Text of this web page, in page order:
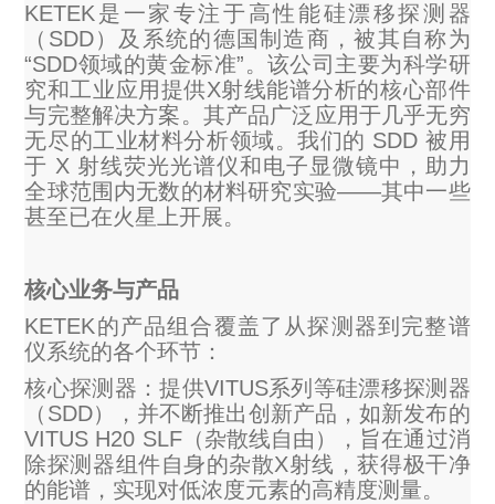
TLM
Others
离子注入设备
快速热处理设备
外延设备
硅片硅块厚度
X射线形貌仪
薄膜铌酸锂
相位调制器
TLM配件
Sinton Instruments 配件
标准样品（光伏）
等离子体局部废气处理设备
精密电子秤
激光尘埃粒子计数器
薄层电阻量测系统
太阳模拟器
X射线类
客户伙伴计划
KETEK是一家专注于高性能硅漂移探测器
（SDD）及系统的德国制造商，被其自称为
“SDD领域的黄金标准”。该公司主要为科学研
究和工业应用提供X射线能谱分析的核心部件
与完整解决方案。其产品广泛应用于几乎无穷
无尽的工业材料分析领域。我们的 SDD 被用
于 X 射线荧光光谱仪和电子显微镜中，助力
全球范围内无数的材料研究实验——其中一些
甚至已在火星上开展。
核心业务与产品
KETEK的产品组合覆盖了从探测器到完整谱
仪系统的各个环节：
核心探测器：提供VITUS系列等硅漂移探测器
（SDD），并不断推出创新产品，如新发布的
VITUS H20 SLF（杂散线自由），旨在通过消
除探测器组件自身的杂散X射线，获得极干净
的能谱，实现对低浓度元素的高精度测量。